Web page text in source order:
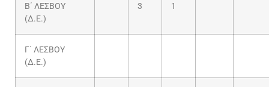
Β΄ ΛΕΣΒΟΥ
(Δ.Ε.)
3 1
Γ΄ ΛΕΣΒΟΥ
(Δ.Ε.)